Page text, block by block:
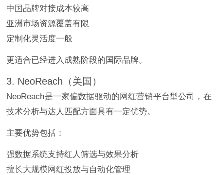
中国品牌对接成本较高
亚洲市场资源覆盖有限
定制化灵活度一般
更适合已经进入成熟阶段的国际品牌。
3. NeoReach（美国）
NeoReach是一家偏数据驱动的网红营销平台型公司，在
技术分析与达人匹配方面具有一定优势。
主要优势包括：
强数据系统支持红人筛选与效果分析
擅长大规模网红投放与自动化管理